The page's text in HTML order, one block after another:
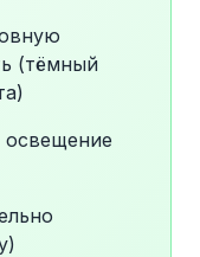
(тёмный
освещение